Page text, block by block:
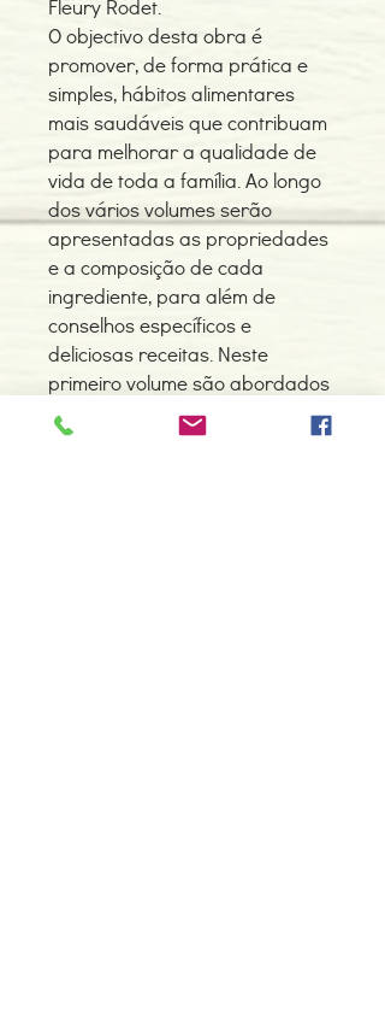
Fleury Rodet.
O objectivo desta obra é
promover, de forma prática e
simples, hábitos alimentares
mais saudáveis que contribuam
para melhorar a qualidade de
vida de toda a família. Ao longo
dos vários volumes serão
apresentadas as propriedades
e a composição de cada
ingrediente, para além de
conselhos específicos e
deliciosas receitas. Neste
primeiro volume são abordados
temas como a relação entre a
alimentação e a saúde, a